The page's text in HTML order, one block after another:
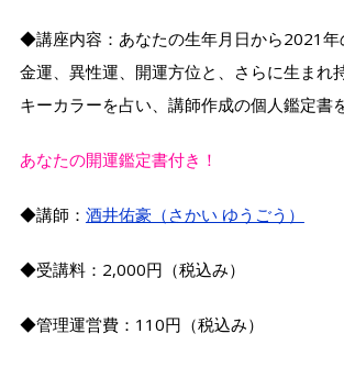
◆講座内容：あなたの生年月日から2021年
金運、異性運、開運方位と、さらに生まれ
キーカラーを占い、講師作成の個人鑑定書
あなたの開運鑑定書付き！
◆講師： 酒井佑豪（さかい ゆうごう）
◆受講料：2,000円（税込み）
◆管理運営費：110円（税込み）